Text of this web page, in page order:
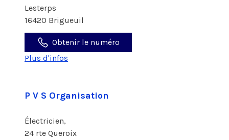
Lesterps
16420 Brigueuil
Obtenir le numéro
Plus d'infos
P V S Organisation
Électricien,
24 rte Queroix